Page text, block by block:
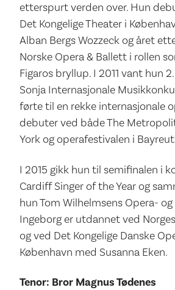
etterspurt verden over. Hun
Det Kongelige Theater i
Alban Bergs Wozzeck og året
Norske Opera & Ballett i rollen
Figaros bryllup. I 2011 vant hun
Sonja Internasjonale
førte til en rekke internasjonale
debuter ved både The
York og operafestivalen i
I 2015 gikk hun til semifinalen i
Cardiff Singer of the Year og
hun Tom Wilhelmsens Opera-
Ingeborg er utdannet ved
og ved Det Kongelige Danske
København med Susanna Eken.
Tenor: Bror Magnus Tødenes